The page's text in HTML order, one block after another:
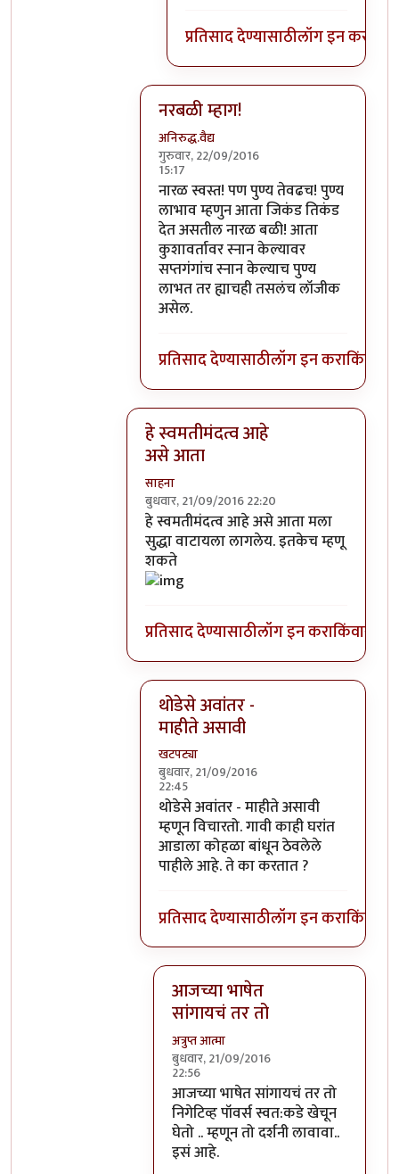
प्रतिसाद देण्यासाठीलॉग इन करा
नरबळी म्हाग!
अनिरुद्ध.वैद्य
गुरुवार, 22/09/2016
15:17
In reply toमला शास्त्रार्थ वगैरे काही
नारळ स्वस्त! पण पुण्य तेवढच! पुण्य
लाभाव म्हणुन आता जिकंड तिकंड
देत असतील नारळ बळी! आता
कुशावर्तावर स्नान केल्यावर
सप्तगंगांच स्नान केल्याच पुण्य
लाभत तर ह्याचही तसलंच लॉजीक
असेल.
प्रतिसाद देण्यासाठीलॉग इन कराकिंवा
हे स्वमतीमंदत्व आहे
असे आता
साहना
बुधवार, 21/09/2016 22:20
In reply toआत्मबंधवाल्यानी `कोहळा म्हणजे
हे स्वमतीमंदत्व आहे असे आता मला
सुद्धा वाटायला लागलेय. इतकेच म्हणू
शकते
प्रतिसाद देण्यासाठीलॉग इन कराकिंवा
थोडेसे अवांतर -
माहीते असावी
खटपट्या
बुधवार, 21/09/2016
22:45
In reply toहे स्वमतीमंदत्व आहे असे आता
थोडेसे अवांतर - माहीते असावी
म्हणून विचारतो. गावी काही घरांत
आडाला कोहळा बांधून ठेवलेले
पाहीले आहे. ते का करतात ?
प्रतिसाद देण्यासाठीलॉग इन कराकिंवा
आजच्या भाषेत
सांगायचं तर तो
अत्रुप्त आत्मा
बुधवार, 21/09/2016
22:56
In reply toथोडेसे अवांतर - माहीते
आजच्या भाषेत सांगायचं तर तो
निगेटिव्ह पॉवर्स स्वत:कडे खेचून
घेतो .. म्हणून तो दर्शनी लावावा..
इसं आहे.